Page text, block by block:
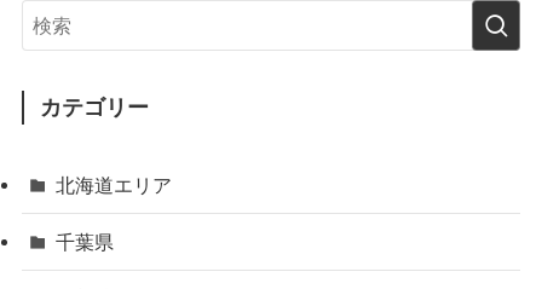
カテゴリー
北海道エリア
千葉県